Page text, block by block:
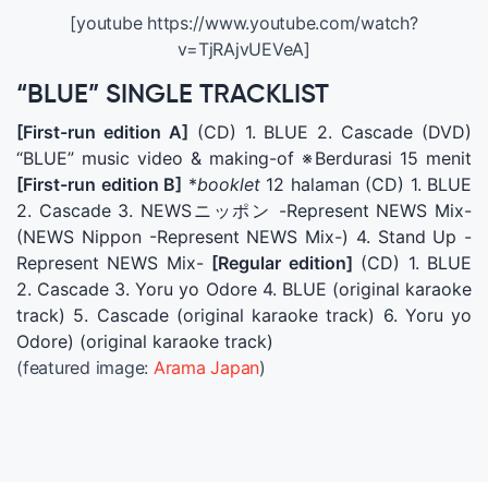
[youtube https://www.youtube.com/watch?
v=TjRAjvUEVeA]
“BLUE” SINGLE TRACKLIST
[First-run edition A] (CD) 1. BLUE 2. Cascade (DVD)
“BLUE” music video & making-of ※Berdurasi 15 menit
[First-run edition B] *booklet12 halaman (CD) 1. BLUE
2. Cascade 3. NEWSニッポン -Represent NEWS Mix-
(NEWS Nippon -Represent NEWS Mix-) 4. Stand Up -
Represent NEWS Mix- [Regular edition] (CD) 1. BLUE
2. Cascade 3. Yoru yo Odore 4. BLUE (original karaoke
track) 5. Cascade (original karaoke track) 6. Yoru yo
Odore) (original karaoke track)
(featured image: Arama Japan)